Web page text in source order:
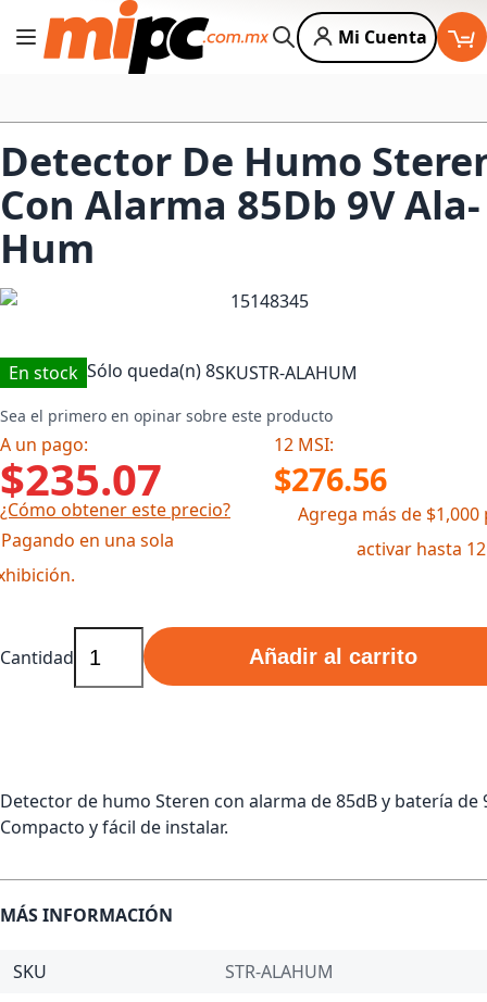
Cambiar Nav
Buscar
Mi Cuenta
Detector De Humo
Con Alarma 85Db 9V Ala-
Hum
En stock Sólo queda(n)8SKUSTR-ALAHUM
Sea el primero en opinar sobre este producto
A un pago: 12 MSI:
$235.07 $276.56
¿Cómo obtener este precio?
en una sola
Agrega más de $1,000
activar hasta
Cantidad Añadir al carrito
Detector de humo Steren con alarma de 85dB y batería de
Compacto y fácil de instalar.
MÁS INFORMACIÓN
SKU
STR-ALAHUM